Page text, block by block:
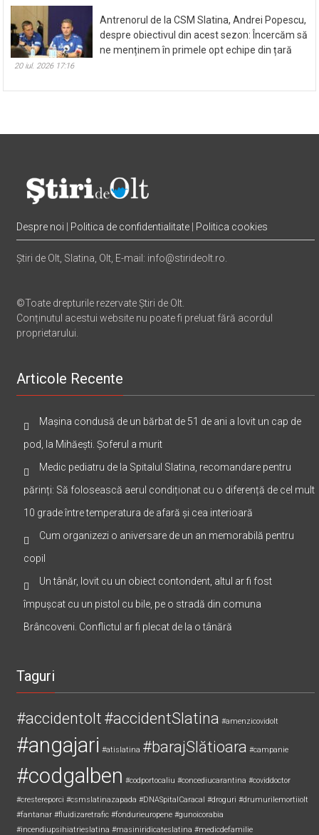
Antrenorul de la CSM Slatina, Andrei Popescu,
despre obiectivul din acest sezon: Încercăm să
ne menținem în primele opt echipe din țară
20 iul. 2026 17:16
Despre noi Politica de confidentialitate Politica cookies
Știri de Olt, Slatina, Olt, E-mail: info@stirideolt.ro.
©Toate drepturile rezervate Știri de Olt.
Conținutul acestui website nu poate fi preluat fără acordul
proprietarului.
Articole Recente
Mașina condusă de un bărbat de 51 de ani a lovit un cap de
pod, la Mihăești. Șoferul a murit
Medic pediatru de la Spitalul Slatina, recomandare pentru
părinți: Să folosească aerul condiționat cu o diferență de cel mult
10 grade între temperatura de afară și cea interioară
Cum organizezi o aniversare de un an memorabilă pentru
copil
Un tânăr, lovit cu un obiect contondent, altul ar fi fost
împușcat cu un pistol cu bile, pe o stradă din comuna
Brâncoveni. Conflictul ar fi plecat de la o tânără
Taguri
#accidentolt #accidentSlatina #amenzicovidolt
#angajari #atislatina #barajSlătioara #campanie
#codgalben #codportocaliu #concediucarantina #coviddoctor
#crestereporci #csmslatinazapada #DNASpitalCaracal #droguri #drumurilemortiiolt
#fantanar #fluidizaretrafic #fondurieuropene #gunoicorabia
#incendiupsihiatrieslatina #masiniridicateslatina #medicdefamilie